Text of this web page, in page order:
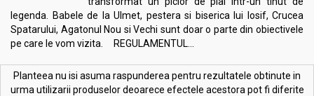
legenda. Babele de la Ulmet, pestera si biserica lui Iosif, Crucea
Spatarului, Agatonul Nou si Vechi sunt doar o parte din obiectivele
pe care le vom vizita. REGULAMENTUL...
Planteea nu isi asuma raspunderea pentru rezultatele obtinute in
urma utilizarii produselor deoarece efectele acestora pot fi diferite